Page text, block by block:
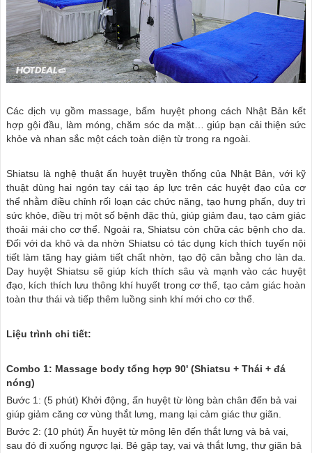
Các dịch vụ gồm massage, bấm huyệt phong cách Nhật Bản kết
hợp gội đầu, làm móng, chăm sóc da mặt… giúp bạn cải thiện sức
khỏe và nhan sắc một cách toàn diện từ trong ra ngoài.
Shiatsu là nghệ thuật ấn huyệt truyền thống của Nhật Bản, với kỹ
thuật dùng hai ngón tay cái tạo áp lực trên các huyệt đạo của cơ
thể nhằm điều chỉnh rối loạn các chức năng, tạo hưng phấn, duy trì
sức khỏe, điều trị một số bệnh đặc thù, giúp giảm đau, tạo cảm giác
thoải mái cho cơ thể. Ngoài ra, Shiatsu còn chữa các bệnh cho da.
Đối với da khô và da nhờn Shiatsu có tác dụng kích thích tuyến nội
tiết làm tăng hay giảm tiết chất nhờn, tạo độ cân bằng cho làn da.
Day huyệt Shiatsu sẽ giúp kích thích sâu và mạnh vào các huyệt
đạo, kích thích lưu thông khí huyết trong cơ thể, tạo cảm giác hoàn
toàn thư thái và tiếp thêm luồng sinh khí mới cho cơ thể.
Liệu trình chi tiết:
Combo 1: Massage body tổng hợp 90' (Shiatsu + Thái + đá
nóng)
Bước 1: (5 phút) Khởi động, ấn huyệt từ lòng bàn chân đến bả vai
giúp giảm căng cơ vùng thắt lưng, mang lại cảm giác thư giãn.
Bước 2: (10 phút) Ấn huyệt từ mông lên đến thắt lưng và bả vai,
sau đó đi xuống ngược lại. Bẻ gập tay, vai và thắt lưng, thư giãn bả